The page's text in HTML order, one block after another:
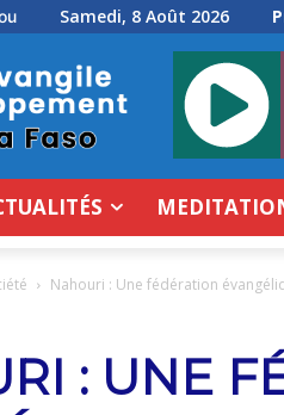
Samedi, 8 Août 2026
Nahouri : Une fédération
: UNE